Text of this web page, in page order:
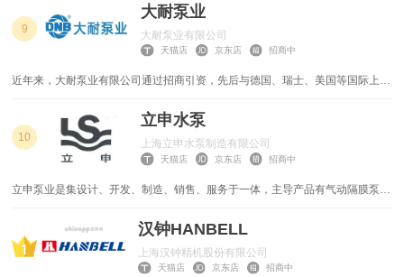
工控机
除尘风机
压力罐 铝焊机
逆变电焊机
输送带
电机。上海鹤见在2010 年取得了ISO9001 国际品质认证和ISO14001 国际环境
管理体系认证，以日本品质基准为制造原则，在畅销国内的同时并出口至日本、
亚洲及世界。
9
大耐泵业
大耐泵业有限公司
天猫店 京东店 招商中
近年来，大耐泵业有限公司通过招商引资，先后与德国、瑞士、美国等国际上生
连博格曼有限公司、大连里瓦泵业有限公司、大连莫依诺泵业有限公司多家合资
企业。
10
立申水泵
上海立申水泵制造有限公司
天猫店 京东店 招商中
立申泵业是集设计、开发、制造、销售、服务于一体，主导产品有气动隔膜泵、
环保耐腐蚀泵、油泵、齿轮油泵、排污泵、消防泵、旋涡泵、往复泵、液下泵、
多级泵、化工泵、深井泵、屏蔽泵、管道泵、玻璃钢泵、卫生泵、浓浆泵、真空
泵、油桶泵、计量泵等类别。产品广泛应用于：市政工程，食品制药，水利电
汉钟HANBELL
上海汉钟精机股份有限公司
天猫店 京东店 招商中